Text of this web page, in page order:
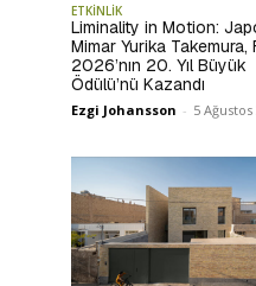
ETKİNLİK
Liminality in Motion:
Mimar Yurika Takemura,
2026’nın 20. Yıl Büyük
Ödülü’nü Kazandı
Ezgi Johansson - 5 Ağustos